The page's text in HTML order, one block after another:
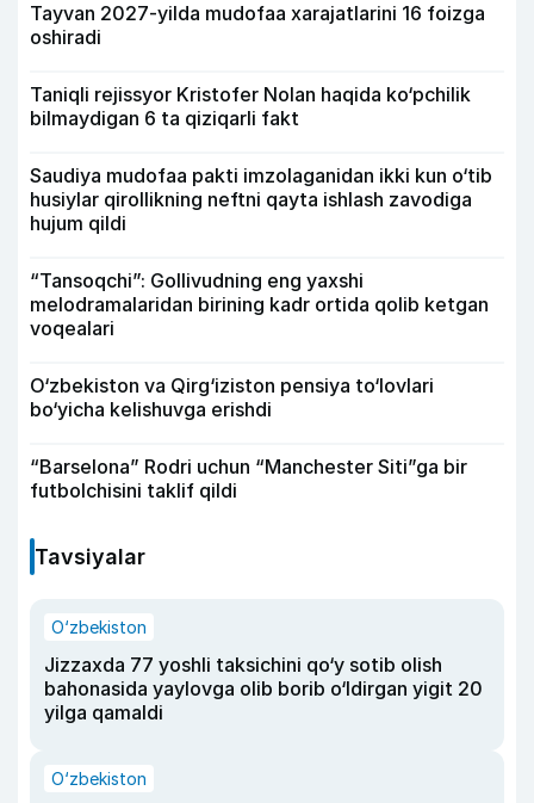
Tayvan 2027-yilda mudofaa xarajatlarini 16 foizga
oshiradi
Taniqli rejissyor Kristofer Nolan haqida ko‘pchilik
bilmaydigan 6 ta qiziqarli fakt
Saudiya mudofaa pakti imzolaganidan ikki kun o‘tib
husiylar qirollikning neftni qayta ishlash zavodiga
hujum qildi
“Tansoqchi”: Gollivudning eng yaxshi
melodramalaridan birining kadr ortida qolib ketgan
voqealari
O‘zbekiston va Qirg‘iziston pensiya to‘lovlari
bo‘yicha kelishuvga erishdi
“Barselona” Rodri uchun “Manchester Siti”ga bir
futbolchisini taklif qildi
Tavsiyalar
O‘zbekiston
Jizzaxda 77 yoshli taksichini qo‘y sotib olish
bahonasida yaylovga olib borib o‘ldirgan yigit 20
yilga qamaldi
O‘zbekiston